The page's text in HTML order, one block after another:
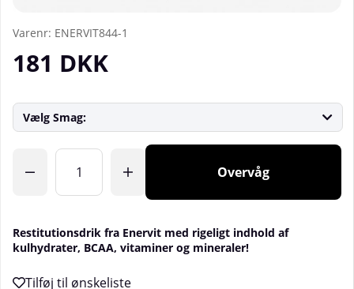
Varenr: ENERVIT844-1
181 DKK
Vælg Smag:
Overvåg
Restitutionsdrik fra Enervit med rigeligt indhold af
kulhydrater, BCAA, vitaminer og mineraler!